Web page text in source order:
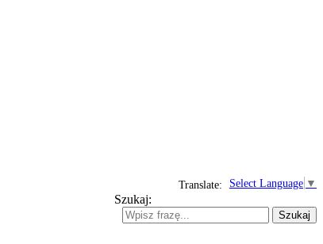
Select Language ▼
Translate:
Szukaj:
Szukaj